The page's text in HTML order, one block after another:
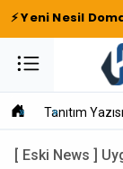
⚡ Yeni Nesil
Tanıtım Yazısı
[ Eski News ]